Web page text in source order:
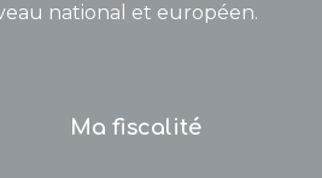
national et européen.
Ma fiscalité